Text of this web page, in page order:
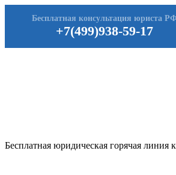
+7(499)938-59-17
Бесплатная консультация юриста
Бесплатная юридическая горячая линия